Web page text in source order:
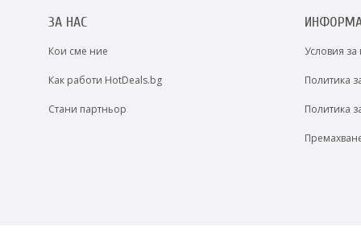
ЗА НАС
Кои сме ние
Как работи HotDeals.bg
Стани партньор
Условия за
Политика
Политика